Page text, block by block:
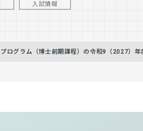
入試情報
プログラム（博士前期課程）の令和9（2027）